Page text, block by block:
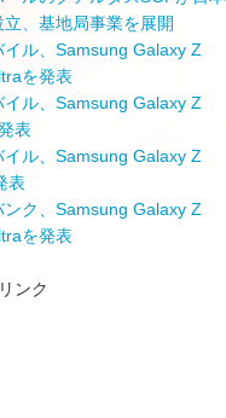
、基地局事業を展開
イル、Samsung Galaxy Z
を発表
イル、Samsung Galaxy Z
表
イル、Samsung Galaxy Z
表
ンク、Samsung Galaxy Z
を発表
ンク